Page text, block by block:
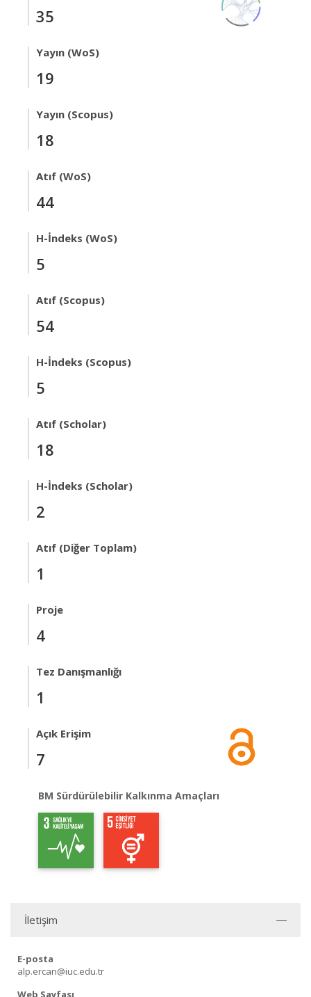
35
Yayın (WoS)
19
Yayın (Scopus)
18
Atıf (WoS)
44
H-İndeks (WoS)
5
Atıf (Scopus)
54
H-İndeks (Scopus)
5
Atıf (Scholar)
18
H-İndeks (Scholar)
2
Atıf (Diğer Toplam)
1
Proje
4
Tez Danışmanlığı
1
Açık Erişim
7
BM Sürdürülebilir Kalkınma Amaçları
İletişim
E-posta
alp.ercan@iuc.edu.tr
Web Sayfası